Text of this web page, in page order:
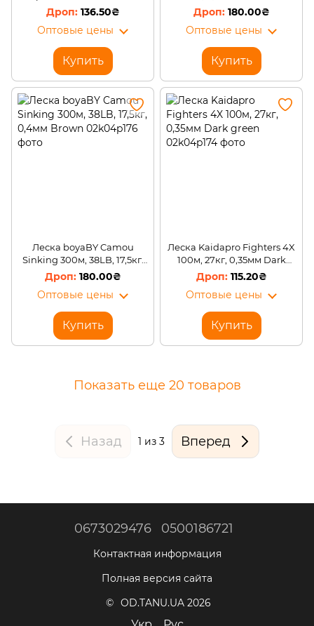
0,1мм тест-6кг Зеленый
136.50₴
Оптовые цены
Купить
180.00₴
Оптовые цены
Купить
Леска boyaBY Camou
Sinking 300м, 38LB, 17,5кг,
0,4мм Brown
180.00₴
Оптовые цены
Купить
Леска Kaidapro Fighters 4X
100м, 27кг, 0,35мм Dark
green
115.20₴
Оптовые цены
Купить
Показать еще 20 товаров
Назад 1 из 3 Вперед
0673029476 0500186721
Контактная информация
Полная версия сайта
© OD.TANU.UA 2026